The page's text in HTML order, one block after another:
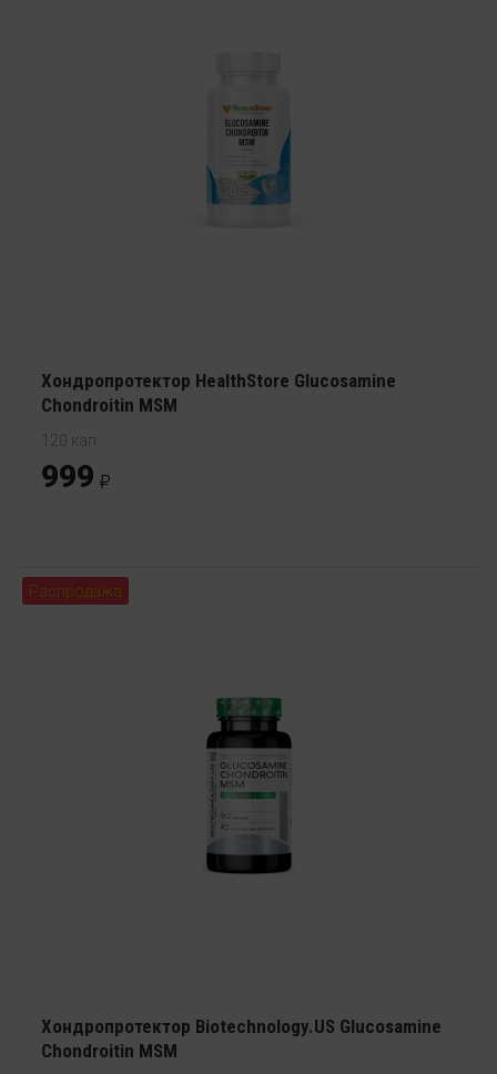
Хондропротектор HealthStore Glucosamine
Chondroitin MSM
120 кап
999
Распродажа
Хондропротектор Biotechnology.US Glucosamine
Chondroitin MSM